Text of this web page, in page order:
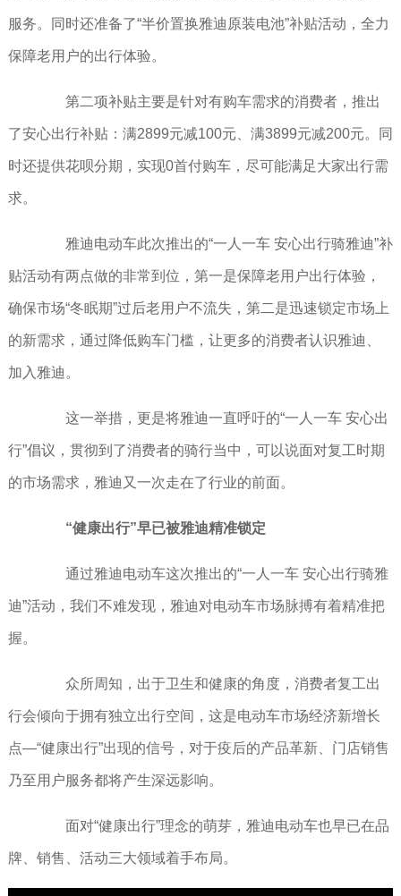
服务。同时还准备了“半价置换雅迪原装电池”补贴活动，全力
保障老用户的出行体验。
第二项补贴主要是针对有购车需求的消费者，推出
了安心出行补贴：满2899元减100元、满3899元减200元。同
时还提供花呗分期，实现0首付购车，尽可能满足大家出行需
求。
雅迪电动车此次推出的“一人一车 安心出行骑雅迪”补
贴活动有两点做的非常到位，第一是保障老用户出行体验，
确保市场“冬眠期”过后老用户不流失，第二是迅速锁定市场上
的新需求，通过降低购车门槛，让更多的消费者认识雅迪、
加入雅迪。
这一举措，更是将雅迪一直呼吁的“一人一车 安心出
行”倡议，贯彻到了消费者的骑行当中，可以说面对复工时期
的市场需求，雅迪又一次走在了行业的前面。
“健康出行”早已被雅迪精准锁定
通过雅迪电动车这次推出的“一人一车 安心出行骑雅
迪”活动，我们不难发现，雅迪对电动车市场脉搏有着精准把
握。
众所周知，出于卫生和健康的角度，消费者复工出
行会倾向于拥有独立出行空间，这是电动车市场经济新增长
点—“健康出行”出现的信号，对于疫后的产品革新、门店销售
乃至用户服务都将产生深远影响。
面对“健康出行”理念的萌芽，雅迪电动车也早已在品
牌、销售、活动三大领域着手布局。